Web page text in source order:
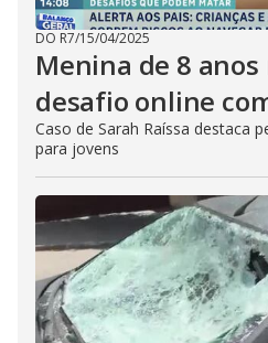
DO R7/15/04/2025
Menina de 8
desafio online
Caso de Sarah Raíssa destaca
para jovens